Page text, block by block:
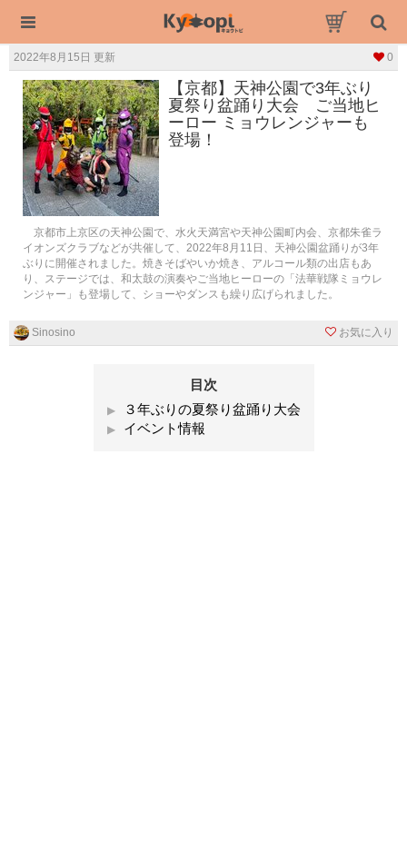
2022年8月15日 更新 0
【京都】天神公園で3年ぶり
夏祭り盆踊り大会 ご当地ヒ
ーロー ミョウレンジャーも
登場！
京都市上京区の天神公園で、水火天満宮や天神公園町内会、京都朱雀ラ
イオンズクラブなどが共催して、2022年8月11日、天神公園盆踊りが3年
ぶりに開催されました。焼きそばやいか焼き、アルコール類の出店もあ
り、ステージでは、和太鼓の演奏やご当地ヒーローの「法華戦隊ミョウレ
ンジャー」も登場して、ショーやダンスも繰り広げられました。
Sinosino お気に入り
目次
３年ぶりの夏祭り盆踊り大会
イベント情報